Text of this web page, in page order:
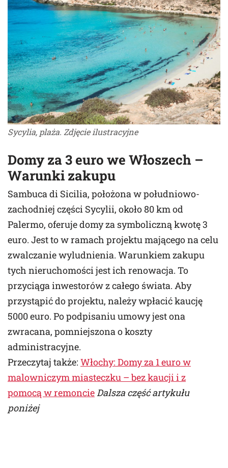
Sycylia, plaża. Zdjęcie ilustracyjne
Domy za 3 euro we Włoszech –
Warunki zakupu
Sambuca di Sicilia, położona w południowo-
zachodniej części Sycylii, około 80 km od
Palermo, oferuje domy za symboliczną kwotę 3
euro. Jest to w ramach projektu mającego na celu
zwalczanie wyludnienia. Warunkiem zakupu
tych nieruchomości jest ich renowacja. To
przyciąga inwestorów z całego świata. Aby
przystąpić do projektu, należy wpłacić kaucję
5000 euro. Po podpisaniu umowy jest ona
zwracana, pomniejszona o koszty
administracyjne.
Przeczytaj także: Włochy: Domy za 1 euro w
malowniczym miasteczku – bez kaucji i z
pomocą w remoncieDalsza część artykułu
poniżej